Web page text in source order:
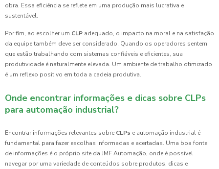
obra. Essa eficiência se reflete em uma produção mais lucrativa e
sustentável.
Por fim, ao escolher um CLP adequado, o impacto na moral e na satisfação
da equipe também deve ser considerado. Quando os operadores sentem
que estão trabalhando com sistemas confiáveis e eficientes, sua
produtividade é naturalmente elevada. Um ambiente de trabalho otimizado
é um reflexo positivo em toda a cadeia produtiva.
Onde encontrar informações e dicas sobre CLPs
para automação industrial?
Encontrar informações relevantes sobre CLPs e automação industrial é
fundamental para fazer escolhas informadas e acertadas. Uma boa fonte
de informações é o próprio site da JMF Automação, onde é possível
navegar por uma variedade de conteúdos sobre produtos, dicas e